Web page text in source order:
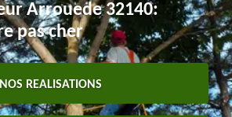
Arrouede 32140:
pas cher
NOS REALISATIONS